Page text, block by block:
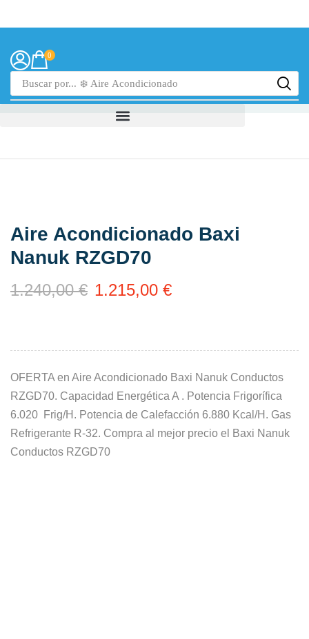
0
Buscar por... ❄️ Aire Acondicionado
Aire Acondicionado Baxi
Nanuk RZGD70
1.240,00€ 1.215,00 €
OFERTA en Aire Acondicionado Baxi Nanuk Conductos
RZGD70. Capacidad Energética A . Potencia Frigorífica
6.020 Frig/H. Potencia de Calefacción 6.880 Kcal/H. Gas
Refrigerante R-32. Compra al mejor precio el Baxi Nanuk
Conductos RZGD70